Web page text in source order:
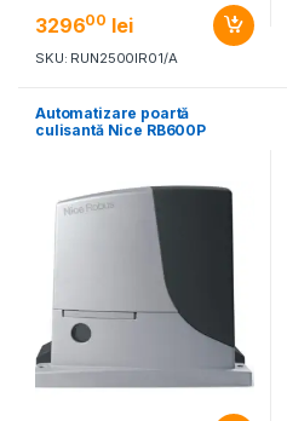
329600 lei
SKU: RUN2500IR01/A
Automatizare poartă
culisantă Nice RB600P